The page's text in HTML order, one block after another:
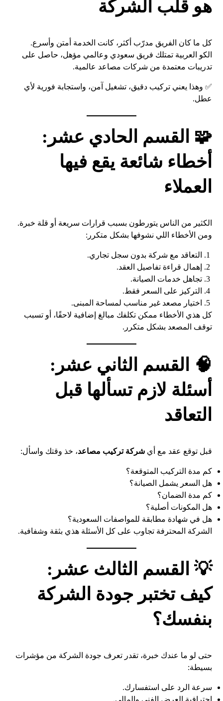
هو قلب الشركة
كل ما كان الفريق مدرّب أكثر، كانت الخدمة أمتن وأسرع.
الكو العربية تمتلك فريق سعودي وعالمي مؤهل، حاصل على
تدريبات معتمدة من شركات مصاعد عالمية.
✅ وهذا يعني تركيب دقيق، تشغيل آمن، واستجابة فورية لأي
عطل.
🧩 القسم الحادي عشر:
أخطاء شائعة يقع فيها
العملاء
الكثير من الناس يتورطون بسبب قرارات سريعة أو قلة خبرة.
ومن الأخطاء اللي نشوفها بشكل متكرر:
التعاقد مع شركة بدون سجل تجاري.
إهمال قراءة تفاصيل العقد.
تجاهل خدمات الصيانة.
التركيز على السعر فقط.
اختيار مصعد غير مناسب لمساحة المبنى.
كل هذي الأخطاء ممكن تكلفك مبالغ إضافية لاحقًا، أو تسبب
توقف المصعد بشكل متكرر.
🧠 القسم الثاني عشر:
أسئلة لازم تسألها قبل
التعاقد
قبل توقع عقد مع أيشركة تركيب مصاعد، خذ وقتك واسأل:
كم مدة التركيب المتوقعة؟
هل السعر يشمل الصيانة؟
كم مدة الضمان؟
هل المكونات أصلية؟
هل في شهادة مطابقة للمواصفات السعودية؟
الشركة المحترفة تجاوب على كل الأسئلة هذي بثقة وشفافية.
💡 القسم الثالث عشر:
كيف تختبر جودة الشركة
بنفسك؟
حتى لو ما عندك خبرة، تقدر تعرف جودة الشركة من مؤشرات
بسيطة:
سرعة الرد على استفسارك.